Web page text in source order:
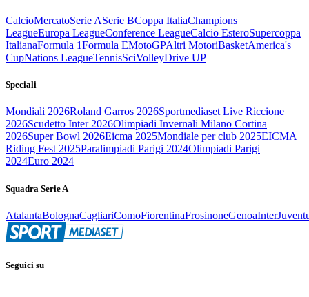
CalcioMercatoSerie ASerie BCoppa ItaliaChampions
LeagueEuropa LeagueConference LeagueCalcio EsteroSupercoppa
ItalianaFormula 1Formula EMotoGPAltri MotoriBasketAmerica's
CupNations LeagueTennisSciVolleyDrive UP
Speciali
Mondiali 2026Roland Garros 2026Sportmediaset Live Riccione
2026Scudetto Inter 2026Olimpiadi Invernali Milano Cortina
2026Super Bowl 2026Eicma 2025Mondiale per club 2025EICMA
Riding Fest 2025Paralimpiadi Parigi 2024Olimpiadi Parigi
2024Euro 2024
Squadra Serie A
AtalantaBolognaCagliariComoFiorentinaFrosinoneGenoaInter
Seguici su